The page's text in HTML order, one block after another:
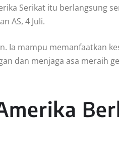
Serikat itu berlangsung
AS, 4 Juli.
Ia mampu memanfaatkan
dan menjaga asa meraih